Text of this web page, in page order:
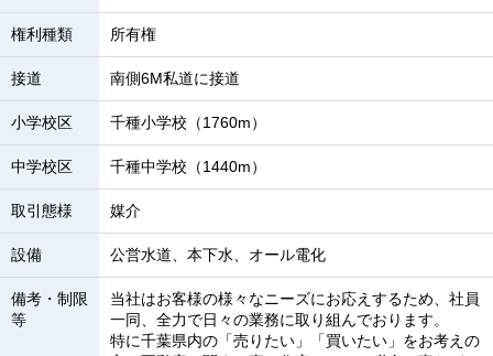
権利種類 所有権
接道 南側6M私道に接道
小学校区 千種小学校（1760m）
中学校区 千種中学校（1440m）
取引態様 媒介
設備 公営水道、本下水、オール電化
備考・制限
等
当社はお客様の様々なニーズにお応えするため、社員
一同、全力で日々の業務に取り組んでおります。
特に千葉県内の「売りたい」「買いたい」をお考えの